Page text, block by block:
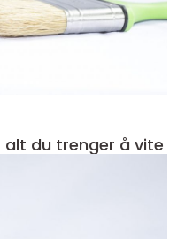
du trenger å vite